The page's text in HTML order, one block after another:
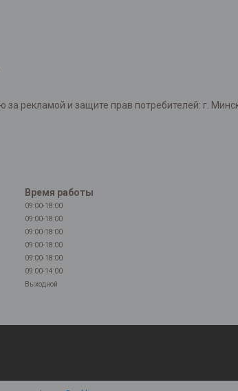
рекламой и защите прав потребителей: г.
Время работы
09:00-18:00
09:00-18:00
09:00-18:00
09:00-18:00
09:00-18:00
09:00-14:00
Выходной